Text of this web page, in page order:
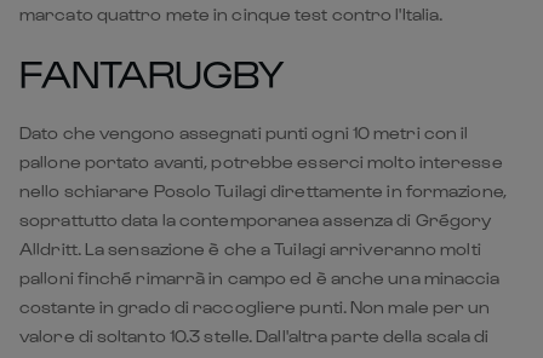
Dato che vengono assegnati punti ogni 10 metri con il
nello schiarare Posolo Tuilagi direttamente in formazione,
Alldritt. La sensazione è che a Tuilagi arriveranno molti
palloni finché rimarrà in campo ed è anche una minaccia
costante in grado di raccogliere punti. Non male per un
valore di soltanto 10.3 stelle. Dall'altra parte della scala di
costo, Damian Penaud ha segnato due volte quando queste
formazioni si sono scontrate in Coppa del Mondo e, non
avendo marcato in Scozia, vorrà ricominciare a farlo
contro l'Italia.